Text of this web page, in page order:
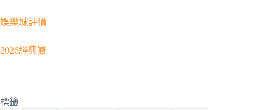
娛樂城評價
2026經典賽
標籤